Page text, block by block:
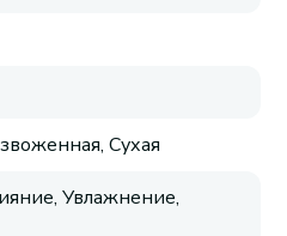
Сухая
Увлажнение,